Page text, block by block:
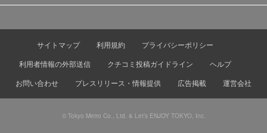
サイトマップ 利用規約
プライバシーポリシー
利用者情報の外部送信
クチコミ投稿ガイドライン
ヘルプ
お問い合わせ
プレスリリース・情報提供 広告掲載 運営会社
© Tokyo Metro Co., Ltd. & Let’s ENJOY TOKYO, Inc.